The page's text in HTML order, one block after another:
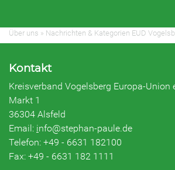
Über uns » Nachrichten & Kategorien EUD
Kontakt
Kreisverband Vogelsberg Europa-Union
Markt 1
36304 Alsfeld
Email: info@stephan-paule.de
Telefon: +49 - 6631 182100
Fax: +49 - 6631 182 1111